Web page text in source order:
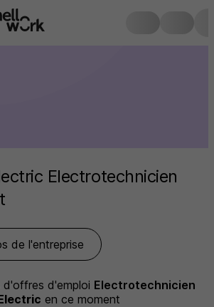
Electrotechnicien
de l'entreprise
d'offres d'emploi Electrotechnicien
en ce moment